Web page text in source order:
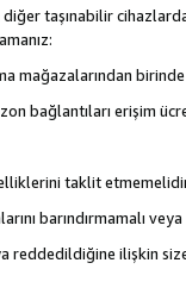
taşınabilir
mağazalarından birinde
bağlantıları erişim
taklit
barındırmamalı
reddedildiğine ilişkin